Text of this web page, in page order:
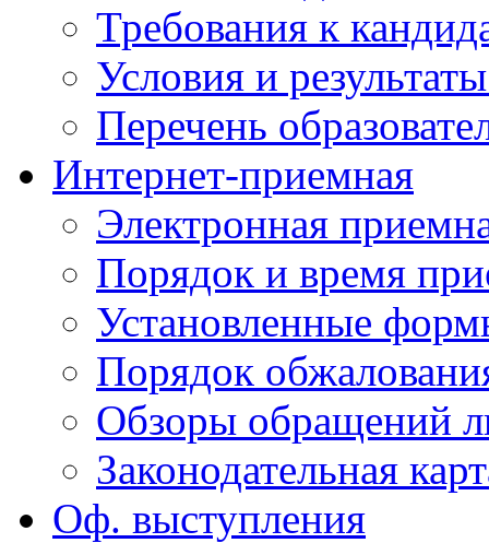
Требования к
Условия и
Перечень
Интернет-приемная
Электронная
Порядок и время
Установленные
Порядок
Обзоры обращений
Законодательная
Оф. выступления